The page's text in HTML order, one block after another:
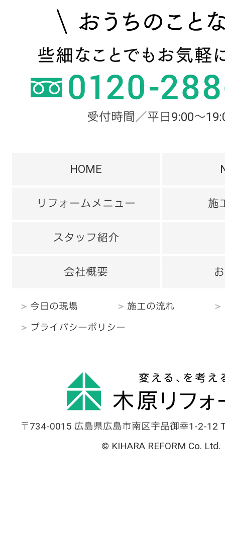
受付時間／平日9:00～
HOME
リフォームメニュー 施
スタッフ紹介
会社概要
今日の現場 施工の流れ
プライバシーポリシー
〒734-0015 広島県広島市南区宇品御幸1-2-12
© KIHARA REFORM Co. Ltd.